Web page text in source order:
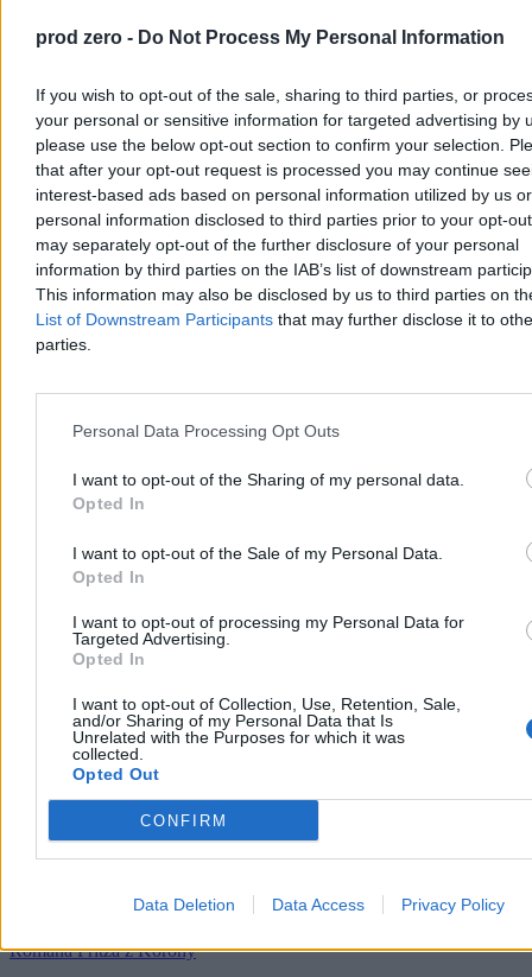
prod zero - Do Not Process My Personal Information
If you wish to opt-out of the sale, sharing to third parties, or
your personal or sensitive information for targeted advertising by
please use the below opt-out section to confirm your selection.
that after your opt-out request is processed you may continue
interest-based ads based on personal information utilized by us or
personal information disclosed to third parties prior to your opt-
may separately opt-out of the further disclosure of your personal
information by third parties on the IAB’s list of downstream
This information may also be disclosed by us to third parties on
List of Downstream Participants that may further disclose it to
parties.
Personal Data Processing Opt Outs
I want to opt-out of the Sharing of my personal data.
Opted In
I want to opt-out of the Sale of my Personal Data.
Opted In
I want to opt-out of processing my Personal Data for
Targeted Advertising.
Opted In
I want to opt-out of Collection, Use, Retention, Sale,
and/or Sharing of my Personal Data that Is
Unrelated with the Purposes for which it was
collected.
Opted Out
CONFIRM
Data Deletion Data Access Privacy Policy
systemie ETS?
15:36
Wypadek autobusu szkolnego. Na miejscu śmigłowce LPR
Państwowej Inspekcji Pracy
14:45Chiny wchodzą do gry na Bliskim Wschodzie. „Wyzwanie
rzucone Ameryce”
14:41
Suski zasłabł w prokuraturze. Na widok konkretnej osoby
13:40Uniewinnienie uchylone. Sprawa śmierci Ewy Tylman wraca
na wokandę
13:25Znowu pytanie o Omegę. Szejna mówi, że nie wziął zegarka
13:11Prokuratura umarza dwa wątki śledztwa ws. katastrofy
smoleńskiej
12:49Partner biznesowy Fritza: Polska „wersalskim bękartem”.
Poseł PiS: Dziwna to mieszanka
12:25Wpadka posła Mateckiego. Kto kupił słynny rekwizyt z „Gry
o tron”?
11:49Rząd wypracował imponujący deficyt. Czy trzeba już bić na
Kpiny z podopiecznych i pracowników. Ujawniamy, jak
Izrael chwali się sukcesem. „Rozkaz eliminacji wydał
Netanjahu”
cyberwojskiem?
Pół miliarda złotych na Izerę. Lista płac polskiego auta
elektrycznego
patorozdawnictwo
Nie zdążą w terminie z kamizelkami dla wszystkich
ratowników medycznych
Prezydent pisze do premiera. Nawrocki wskazuje kierunek
przed Radą Europejską
Tragicznie doniesienia z Włoch. Nie żyje dwoje Polaków
Cel: ambasada USA. Atak na Zieloną Strefę w Bagdadzie
Dwie duże zmiany w pogodzie. Pierwsza w środę, druga – w
piątek
„Będę miał zaszczyt”. Trump zapowiada przejęcie Kuby
06:59Zmiany w nowym sondażu. Kluczowa partia koalicji traci
najwięcej
zapaść w ochronie zdrowia?
Romana Fritza z Korony